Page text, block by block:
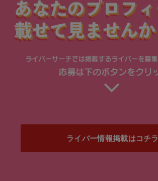
ライバー情報掲載はコチラ